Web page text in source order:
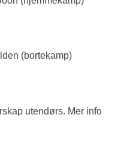
(bortekamp)
utendørs. Mer info